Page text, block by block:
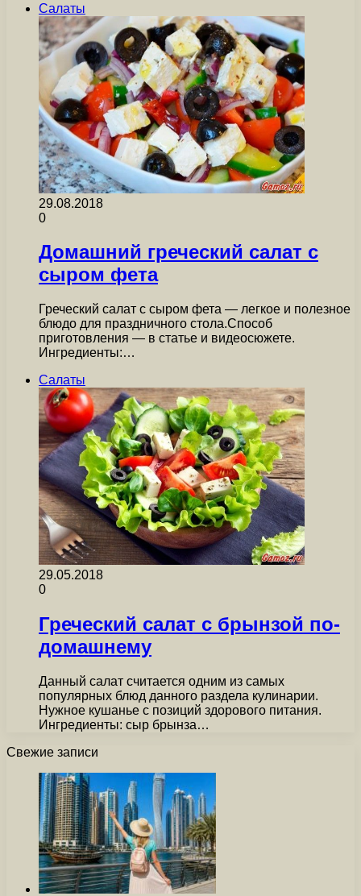
Салаты
29.08.2018
0
Домашний греческий салат с
сыром фета
Греческий салат с сыром фета — легкое и полезное
блюдо для праздничного стола.Способ
приготовления — в статье и видеосюжете.
Ингредиенты:…
Салаты
29.05.2018
0
Греческий салат с брынзой по-
домашнему
Данный салат считается одним из самых
популярных блюд данного раздела кулинарии.
Нужное кушанье с позиций здорового питания.
Ингредиенты: сыр брынза…
Свежие записи